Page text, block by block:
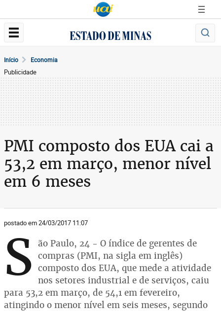
Início Economia
Publicidade
PMI composto dos EUA cai a
53,2 em março, menor nível
em 6 meses
postado em 24/03/2017 11:07
S ão Paulo, 24 - O índice de gerentes de
compras (PMI, na sigla em inglês)
composto dos EUA, que mede a atividade
nos setores industrial e de serviços, caiu
para 53,2 em março, de 54,1 em fevereiro,
atingindo o menor nível em seis meses, segundo